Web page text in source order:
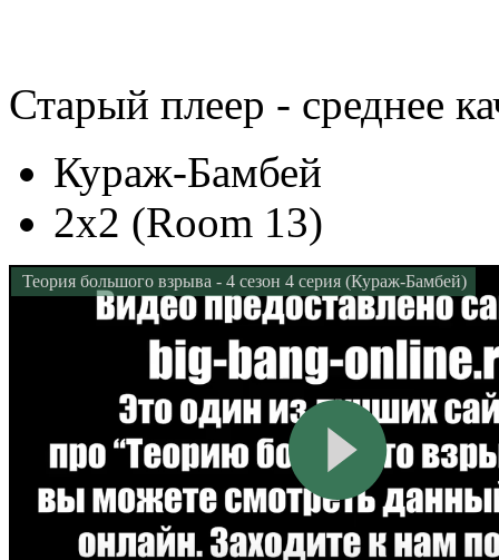
Старый плеер - среднее
Кураж-Бамбей
2x2 (Room 13)
Теория большого взрыва - 4 сезон 4 серия (Кураж-Бамбей)